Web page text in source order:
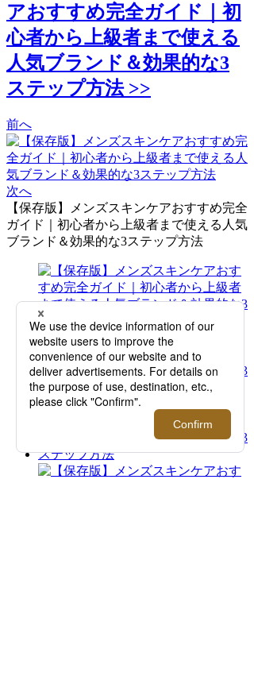
アおすすめ完全ガイド｜初
心者から上級者まで使える
人気ブランド＆効果的な3
ステップ方法 >>
前へ
次へ
【保存版】メンズスキンケアおすすめ完全
ガイド｜初心者から上級者まで使える人気
ブランド＆効果的な3ステップ方法